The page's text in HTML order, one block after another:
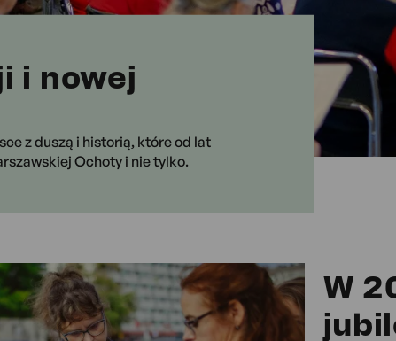
i nowej
z duszą i historią, które od lat
Ochoty i nie tylko.
W